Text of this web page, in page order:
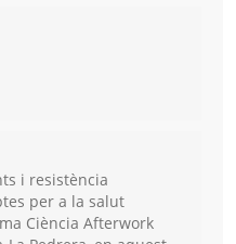
i resistència
per a la salut
Ciència Afterwork